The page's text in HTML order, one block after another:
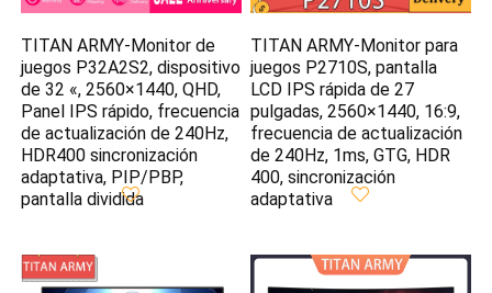
TITAN ARMY-Monitor de
juegos P32A2S2, dispositivo
de 32 «, 2560×1440, QHD,
Panel IPS rápido, frecuencia
de actualización de 240Hz,
HDR400 sincronización
adaptativa, PIP/PBP,
pantalla dividida
TITAN ARMY-Monitor para
juegos P2710S, pantalla
LCD IPS rápida de 27
pulgadas, 2560×1440, 16:9,
frecuencia de actualización
de 240Hz, 1ms, GTG, HDR
400, sincronización
adaptativa